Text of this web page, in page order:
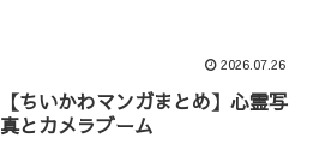
2026.07.26
【ちいかわマンガまとめ】心霊写
真とカメラブーム